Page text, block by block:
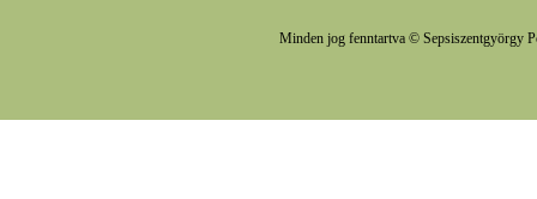
Minden jog fenntartva © Sepsiszentgyörgy